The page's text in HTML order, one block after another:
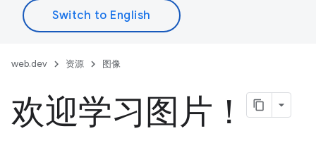
web.dev 资源 图像
欢迎学习图片！